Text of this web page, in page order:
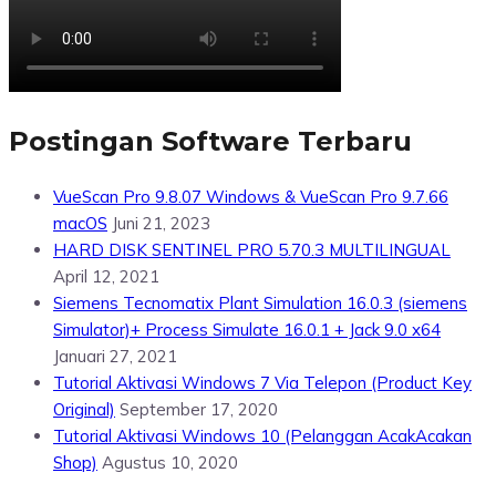
Postingan Software Terbaru
VueScan Pro 9.8.07 Windows & VueScan Pro 9.7.66
macOS Juni 21, 2023
HARD DISK SENTINEL PRO 5.70.3 MULTILINGUAL
April 12, 2021
Siemens Tecnomatix Plant Simulation 16.0.3 (siemens
Simulator)+ Process Simulate 16.0.1 + Jack 9.0 x64
Januari 27, 2021
Tutorial Aktivasi Windows 7 Via Telepon (Product Key
Original) September 17, 2020
Tutorial Aktivasi Windows 10 (Pelanggan AcakAcakan
Shop) Agustus 10, 2020